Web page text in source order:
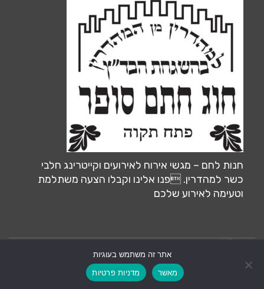
חנות לחם – מגשי אירוח לאירועים וקייטרינג חלבי
כשר למהדרין. פנו אלינו וקבלו הצעה משתלמת
וטעימה לאירוע שלכם
אחסון ותחזוקה ע״י:MiliLand.com
אתר זה משתמש בעוגיות
מאשר
מדניות פרטיות
צרו קשר